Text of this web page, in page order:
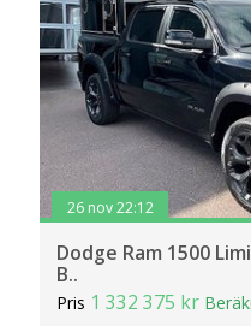
26 nov 22:12
Dodge Ram 1500
B..
Pris 1 332 375 kr